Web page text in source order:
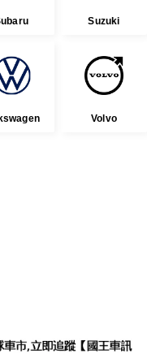
Suzuki
Volvo